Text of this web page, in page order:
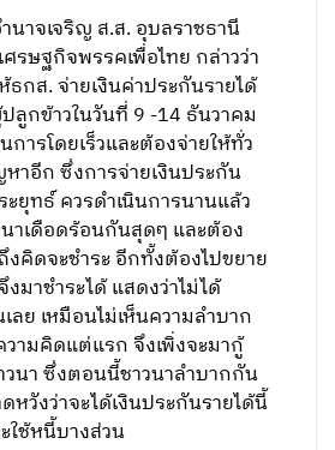
นาจเจริญ ส.ส. อุบลราชธานี
รษฐกิจพรรคเพื่อไทย กล่าวว่า
กส. จ่ายเงินค่าประกันรายได้
ลูกข้าวในวันที่ 9 -14 ธันวาคม
การโดยเร็วและต้องจ่ายให้ทั่ว
าอีก ซึ่งการจ่ายเงินประกัน
ยุทธ์ ควรดำเนินการนานแล้ว
นาเดือดร้อนกันสุดๆ และต้อง
งคิดจะชำระ อีกทั้งต้องไปขยาย
มาชำระได้ แสดงว่าไม่ได้
ลย เหมือนไม่เห็นความลำบาก
วามคิดแต่แรก จึงเพิ่งจะมากู้
วนา ซึ่งตอนนี้ชาวนาลำบากกัน
หวังว่าจะได้เงินประกันรายได้นี้
ใช้หนี้บางส่วน